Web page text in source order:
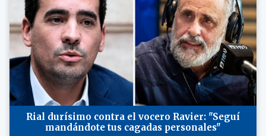
Rial durísimo contra el vocero Ravier: "Seguí
mandándote tus cagadas personales"